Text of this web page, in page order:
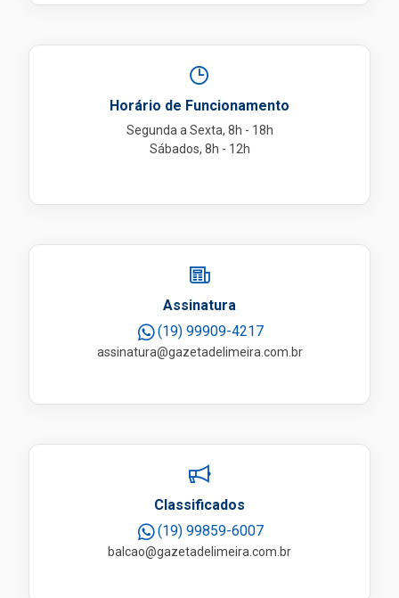
Horário de Funcionamento
Segunda a Sexta, 8h - 18h
Sábados, 8h - 12h
Assinatura
(19) 99909-4217
assinatura@gazetadelimeira.com.br
Classificados
(19) 99859-6007
balcao@gazetadelimeira.com.br